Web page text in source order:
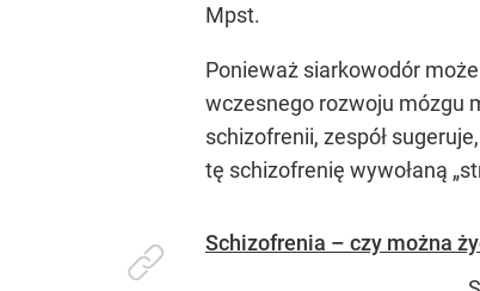
Mpst.
Ponieważ siarkowodór
wczesnego rozwoju mózgu
schizofrenii, zespół
tę schizofrenię wywołaną
Schizofrenia – czy można